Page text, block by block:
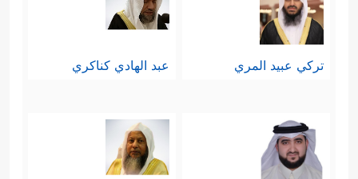
تركي عبيد المري عبد الهادي كناكري